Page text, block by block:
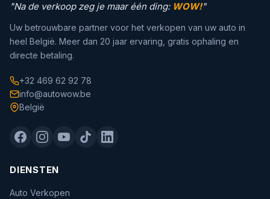
"Na de verkoop zeg je maar één ding: WOW!"
Uw betrouwbare partner voor het verkopen van uw auto in
heel België. Meer dan 20 jaar ervaring, gratis ophaling en
directe betaling.
+32 469 62 92 78
info@autowow.be
België
DIENSTEN
Auto Verkopen